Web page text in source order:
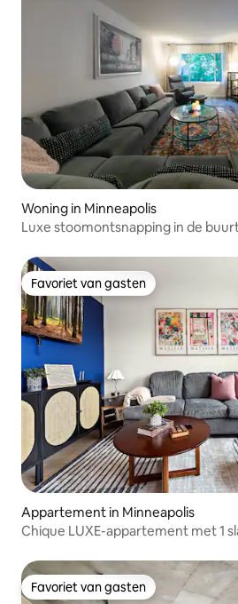
Woning in Minneapolis
Luxe stoomontsnapping in de
Favoriet van gasten
Favoriet van gasten
Appartement in Minneapolis
Chique LUXE-appartement met 1
Favoriet van gasten
Favoriet van gasten